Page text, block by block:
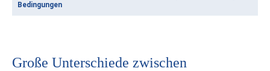
Bedingungen
Große Unterschiede zwischen